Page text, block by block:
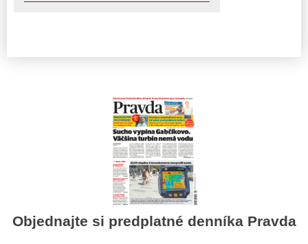
Objednajte si predplatné denníka Pravda